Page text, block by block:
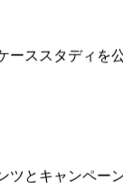
頻度を分析し
関連のサイト